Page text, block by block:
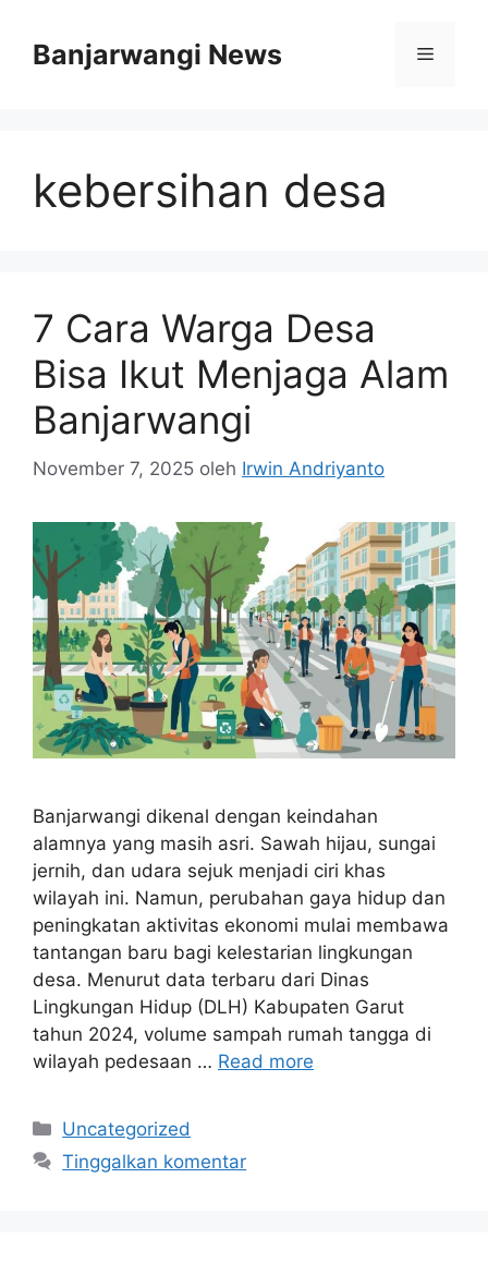
Banjarwangi News Menu
kebersihan desa
7 Cara Warga Desa
Bisa Ikut Menjaga Alam
Banjarwangi
November 7, 2025 oleh Irwin Andriyanto
Banjarwangi dikenal dengan keindahan
alamnya yang masih asri. Sawah hijau, sungai
jernih, dan udara sejuk menjadi ciri khas
wilayah ini. Namun, perubahan gaya hidup dan
peningkatan aktivitas ekonomi mulai membawa
tantangan baru bagi kelestarian lingkungan
desa. Menurut data terbaru dari Dinas
Lingkungan Hidup (DLH) Kabupaten Garut
tahun 2024, volume sampah rumah tangga di
wilayah pedesaan … Read more
Kategori
Uncategorized
Tinggalkan komentar